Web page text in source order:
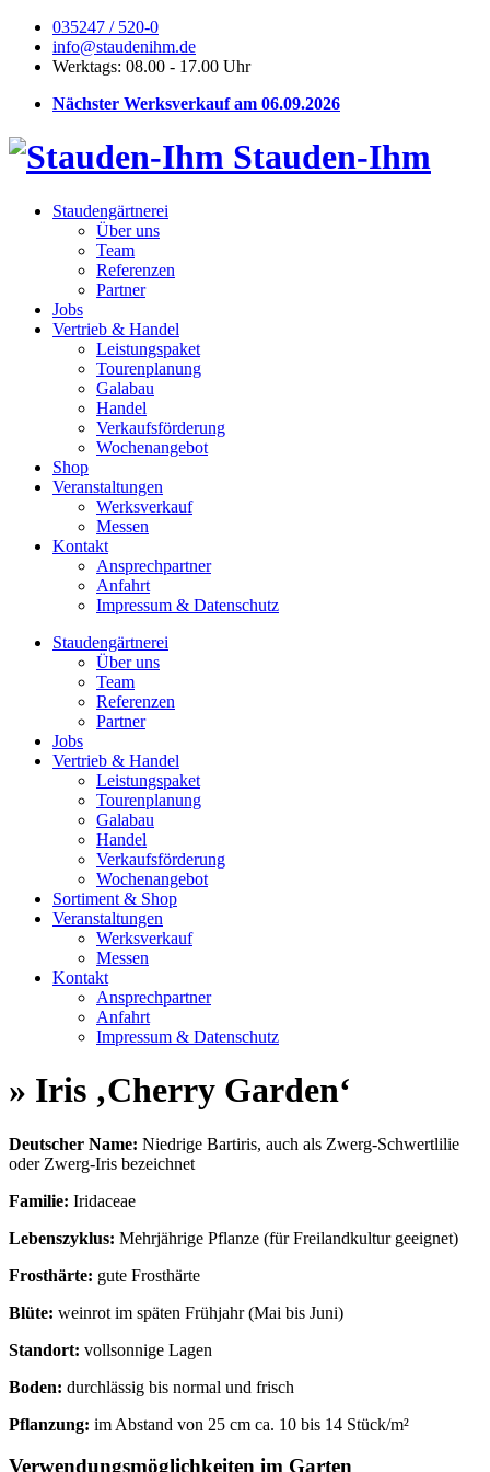
035247 / 520-0
info@staudenihm.de
Werktags: 08.00 - 17.00 Uhr
Nächster Werksverkauf am 06.09.2026
Stauden-Ihm
Staudengärtnerei
Über uns
Team
Referenzen
Partner
Jobs
Vertrieb & Handel
Leistungspaket
Tourenplanung
Galabau
Handel
Verkaufsförderung
Wochenangebot
Shop
Veranstaltungen
Werksverkauf
Messen
Kontakt
Ansprechpartner
Anfahrt
Impressum & Datenschutz
Staudengärtnerei
Über uns
Team
Referenzen
Partner
Jobs
Vertrieb & Handel
Leistungspaket
Tourenplanung
Galabau
Handel
Verkaufsförderung
Wochenangebot
Sortiment & Shop
Veranstaltungen
Werksverkauf
Messen
Kontakt
Ansprechpartner
Anfahrt
Impressum & Datenschutz
» Iris ‚Cherry Garden‘
Deutscher Name: Niedrige Bartiris, auch als Zwerg-Schwertlilie
oder Zwerg-Iris bezeichnet
Familie: Iridaceae
Lebenszyklus: Mehrjährige Pflanze (für Freilandkultur geeignet)
Frosthärte: gute Frosthärte
Blüte: weinrot im späten Frühjahr (Mai bis Juni)
Standort: vollsonnige Lagen
Boden: durchlässig bis normal und frisch
Pflanzung: im Abstand von 25 cm ca. 10 bis 14 Stück/m²
Verwendungsmöglichkeiten im Garten